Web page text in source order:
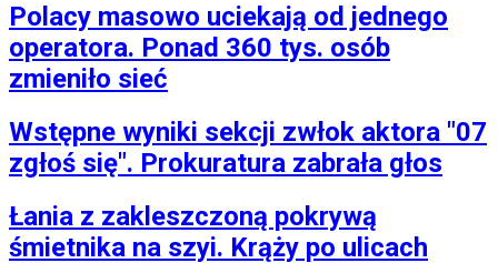
Polacy masowo uciekają od jednego
operatora. Ponad 360 tys. osób
zmieniło sieć
Wstępne wyniki sekcji zwłok aktora "07
zgłoś się". Prokuratura zabrała głos
Łania z zakleszczoną pokrywą
śmietnika na szyi. Krąży po ulicach